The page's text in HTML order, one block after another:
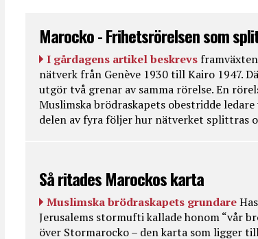
Marocko - Frihetsrörelsen som
I gårdagens artikel beskrevs
nätverk från Genève 1930 till Kairo 1947.
utgör två grenar av samma rörelse. En
Muslimska brödraskapets obestridde
delen av fyra följer hur nätverket splittras
Så ritades Marockos karta
Muslimska brödraskapets grundare
Jerusalems stormufti kallade honom “vår
över Stormarocko – den karta som ligger